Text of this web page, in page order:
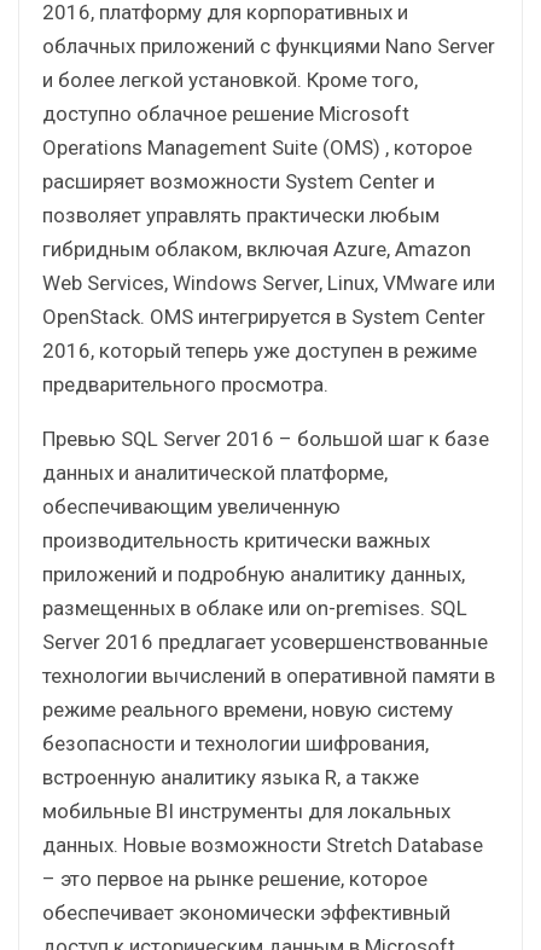
2016, платформу для корпоративных и
облачных приложений с функциями Nano Server
и более легкой установкой. Кроме того,
доступно облачное решение Microsoft
Operations Management Suite (OMS) , которое
расширяет возможности System Center и
позволяет управлять практически любым
гибридным облаком, включая Azure, Amazon
Web Services, Windows Server, Linux, VMware или
OpenStack. OMS интегрируется в System Center
2016, который теперь уже доступен в режиме
предварительного просмотра.
Превью SQL Server 2016 – большой шаг к базе
данных и аналитической платформе,
обеспечивающим увеличенную
производительность критически важных
приложений и подробную аналитику данных,
размещенных в облаке или on-premises. SQL
Server 2016 предлагает усовершенствованные
технологии вычислений в оперативной памяти в
режиме реального времени, новую систему
безопасности и технологии шифрования,
встроенную аналитику языка R, а также
мобильные BI инструменты для локальных
данных. Новые возможности Stretch Database
– это первое на рынке решение, которое
обеспечивает экономически эффективный